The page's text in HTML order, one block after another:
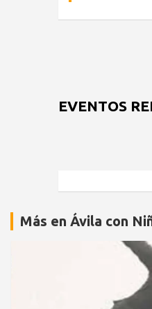
EVENTOS
Más en Ávila con